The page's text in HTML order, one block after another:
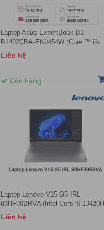
Laptop Asus ExpertBook B1
B1402CBA-EK0454W (Core ™ i3-
1215U | 8GB | 256GB | Intel Iris Xe
| 14.0-inch FHD | Đen)
Liên hệ
Còn hàng
Laptop Lenovo V15 G5 IRL
83HF00BRVA (Intel Core i5-13420H
| 8GB | 512GB | Intel UHD Graphics
| 15.6 inch FHD IPS | No OS | Xám)
Liên hệ